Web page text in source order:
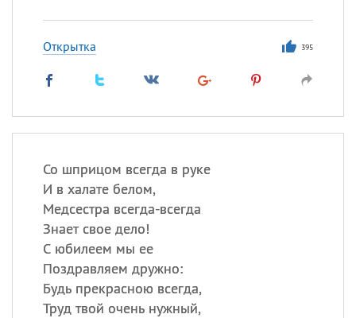
Открытка 395
Со шприцом всегда в руке
И в халате белом,
Медсестра всегда-всегда
Знает свое дело!
С юбилеем мы ее
Поздравляем дружно:
Будь прекрасною всегда,
Труд твой очень нужный,
Федор
Посмотреть значение
происхождение